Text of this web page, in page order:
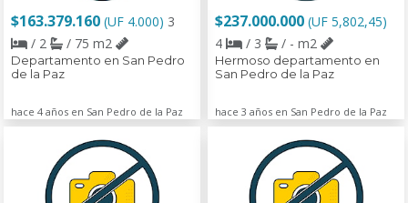
$163.379.160 (UF 4.000) 3
/ 2
/ 75 m2
Departamento en San Pedro
de la Paz
hace 4 años en San Pedro de la Paz
$237.000.000 (UF 5,802,45)
4
/ 3 / - m2
Hermoso departamento en
San Pedro de la Paz
hace 3 años en San Pedro de la Paz